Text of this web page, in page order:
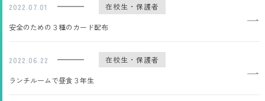
2022.07.01 在校生・保護者
安全のための３種のカード配布
2022.06.22 在校生・保護者
ランチルームで昼食３年生